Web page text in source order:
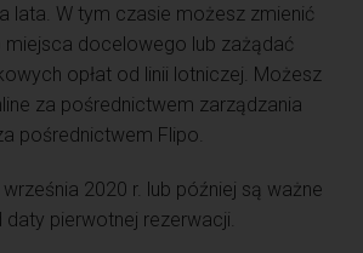
lata. W tym czasie możesz zmienić
miejsca docelowego lub zażądać
opłat od linii lotniczej. Możesz
za pośrednictwem zarządzania
pośrednictwem Flipo.
2020 r. lub później są ważne
pierwotnej rezerwacji.